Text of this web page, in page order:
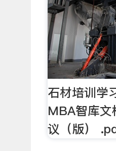
石材培训学
MBA智库文
议（版）